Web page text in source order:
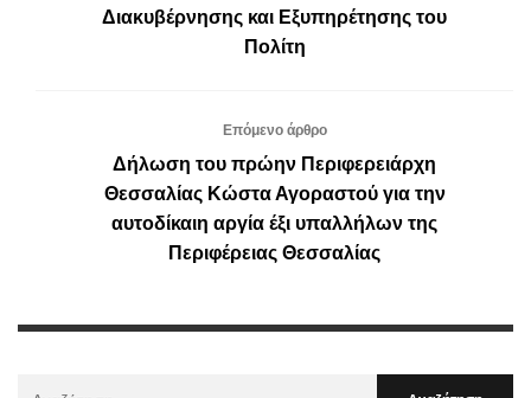
Διακυβέρνησης και Εξυπηρέτησης του
Πολίτη
Επόμενο άρθρο
Δήλωση του πρώην Περιφερειάρχη
Θεσσαλίας Κώστα Αγοραστού για την
αυτοδίκαιη αργία έξι υπαλλήλων της
Περιφέρειας Θεσσαλίας